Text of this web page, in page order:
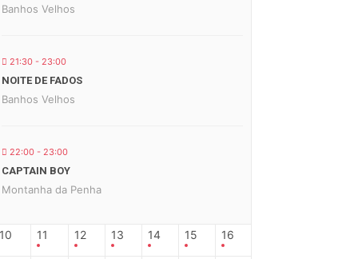
Banhos Velhos
21:30 - 23:00
NOITE DE FADOS
Banhos Velhos
22:00 - 23:00
CAPTAIN BOY
Montanha da Penha
10 11 12 13 14 15 16